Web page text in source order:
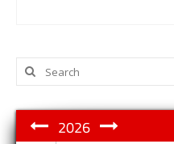
Search
for:
2026